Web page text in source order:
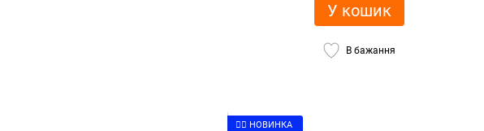
У кошик
В бажання
👉🏻 НОВИНКА